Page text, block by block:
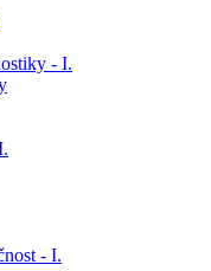
- I.
- I.